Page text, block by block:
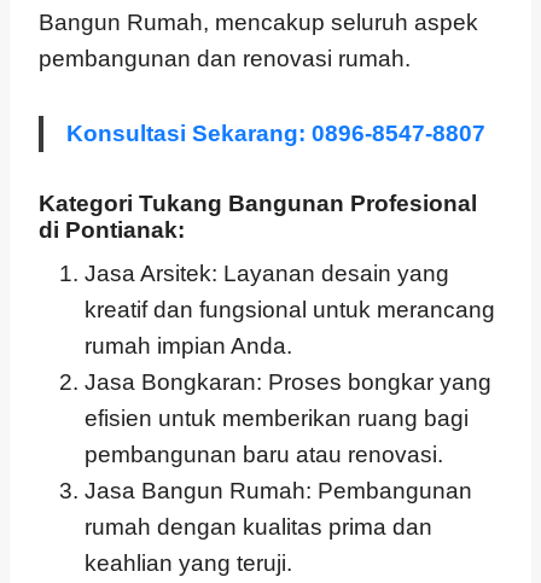
Bangun Rumah, mencakup seluruh aspek
pembangunan dan renovasi rumah.
Konsultasi Sekarang: 0896-8547-8807
Kategori Tukang Bangunan Profesional
di Pontianak:
Jasa Arsitek: Layanan desain yang
kreatif dan fungsional untuk merancang
rumah impian Anda.
Jasa Bongkaran: Proses bongkar yang
efisien untuk memberikan ruang bagi
pembangunan baru atau renovasi.
Jasa Bangun Rumah: Pembangunan
rumah dengan kualitas prima dan
keahlian yang teruji.